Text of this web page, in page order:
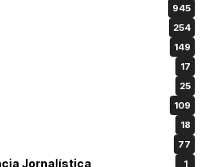
945
254
149
17
25
109
18
77
Jornalística 1